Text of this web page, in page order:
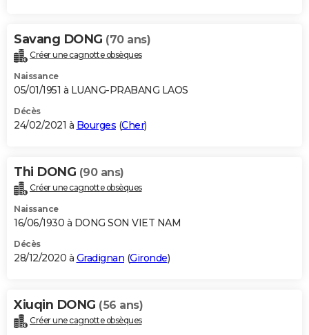
Savang DONG (70 ans)
Créer une cagnotte obsèques
Naissance
05/01/1951 à LUANG-PRABANG LAOS
Décès
24/02/2021 à Bourges (Cher)
Thi DONG (90 ans)
Créer une cagnotte obsèques
Naissance
16/06/1930 à DONG SON VIET NAM
Décès
28/12/2020 à Gradignan (Gironde)
Xiuqin DONG (56 ans)
Créer une cagnotte obsèques